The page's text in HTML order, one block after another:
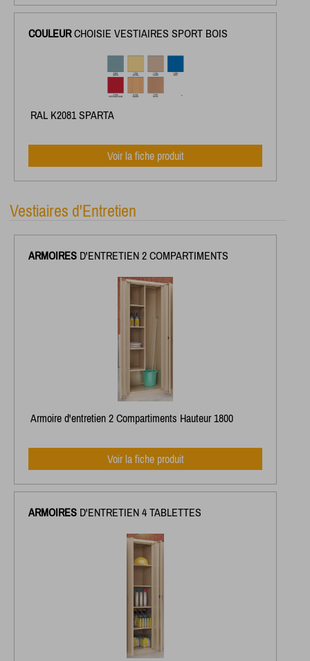
COULEURCHOISIE VESTIAIRES SPORT BOIS
RAL K2081 SPARTA
Voir la fiche produit
Vestiaires d'Entretien
ARMOIRES D'ENTRETIEN 2 COMPARTIMENTS
Armoire d'entretien 2 Compartiments Hauteur 1800
Voir la fiche produit
ARMOIRES D'ENTRETIEN 4 TABLETTES